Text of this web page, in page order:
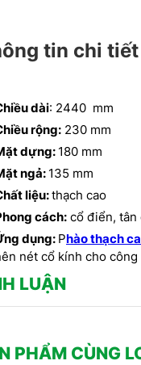
tin chi
dài: 2440 mm
rộng: 230 mm
dựng: 180 mm
ngả: 135 mm
liệu:thạch cao
cách: cổ điển, tân
dụng: Phào thạch
nét cổ kính cho công
LUẬN
PHẨM CÙNG
công
MẪU PHÀO
HOA VĂN
CT CP DỊCH
THỰC
BẮC NINH